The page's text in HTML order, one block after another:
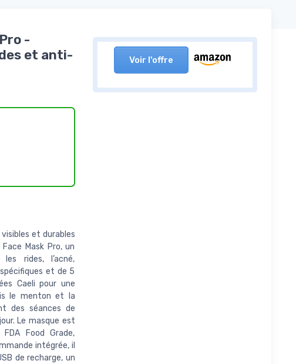
Voir l'offre
-
et anti-
visibles et durables
Mask Pro, un
rides, l’acné,
et de 5
Caeli pour une
le menton et la
des séances de
Le masque est
Food Grade,
intégrée, il
de recharge, un